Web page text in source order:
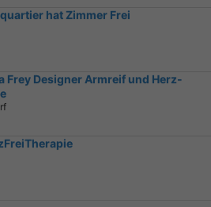
hat Zimmer Frei
Frey Designer Armreif und Herz-